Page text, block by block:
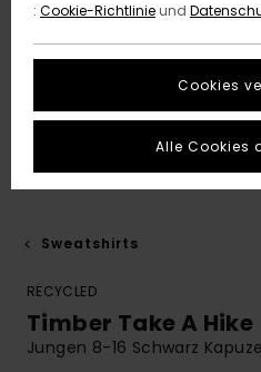
Sweatshirts
RECYCLED
Timber Take A Hike
Jungen 8-16 Schwarz
: Cookie-Richtlinieund
Cookies
Alle Cookies